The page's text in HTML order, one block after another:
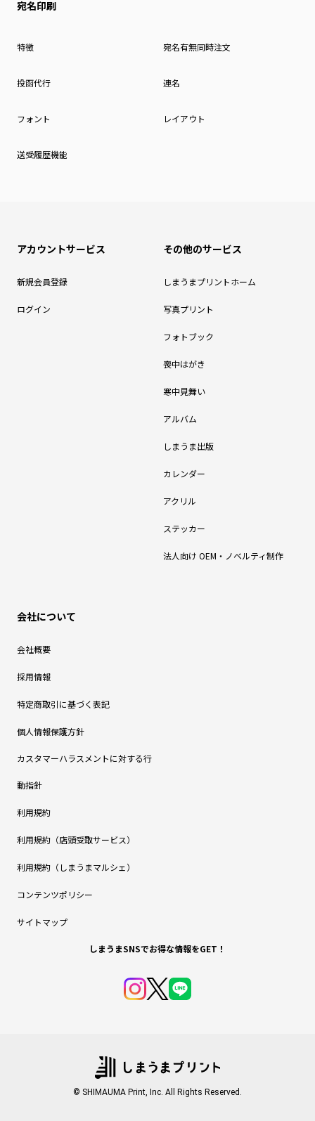
宛名印刷
特徴 宛名有無同時注文
投函代行 連名
フォント レイアウト
送受履歴機能
アカウントサービス
新規会員登録
ログイン
その他のサービス
しまうまプリントホーム
写真プリント
フォトブック
喪中はがき
寒中見舞い
アルバム
しまうま出版
カレンダー
アクリル
ステッカー
法人向け OEM・ノベルティ制作
会社について
会社概要
採用情報
特定商取引に基づく表記
個人情報保護方針
カスタマーハラスメントに対する行
動指針
利用規約
利用規約（店頭受取サービス）
利用規約（しまうまマルシェ）
コンテンツポリシー
サイトマップ
しまうまSNSでお得な情報をGET！
© SHIMAUMA Print, Inc. All Rights Reserved.